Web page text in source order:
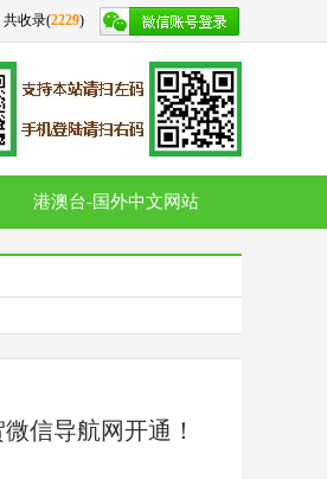
共收录(2229)
港澳台-国外中文网站
信导航网开通！